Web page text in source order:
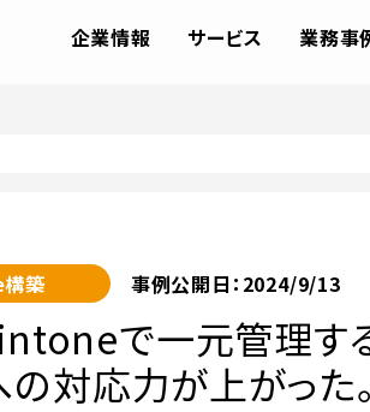
企業情報 サービス 業務事
築 事例公開日：2024/9/13
で一元管理する
対応力が上がった。